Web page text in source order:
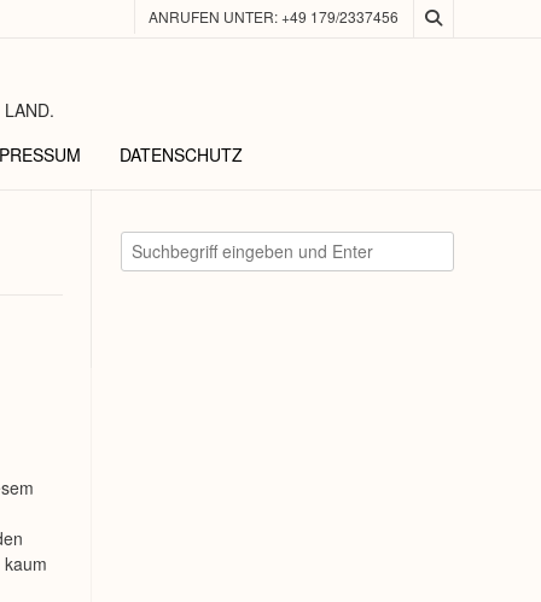
ANRUFEN UNTER: +49 179/2337456
DATENSCHUTZ